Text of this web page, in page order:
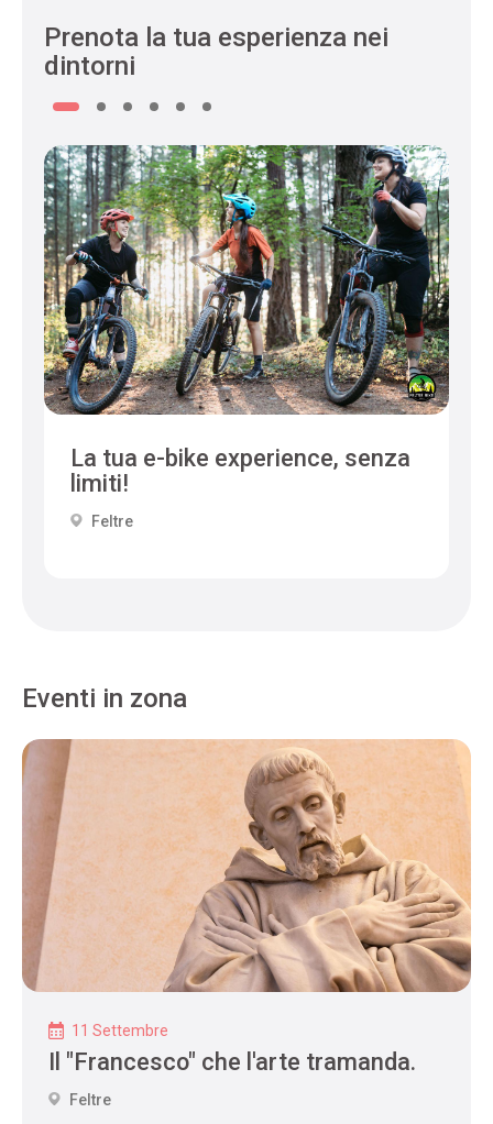
Prenota la tua esperienza nei
dintorni
La tua e-bike experience, senza
limiti!
Feltre
Eventi in zona
11 Settembre
Il "Francesco" che l'arte tramanda.
Feltre